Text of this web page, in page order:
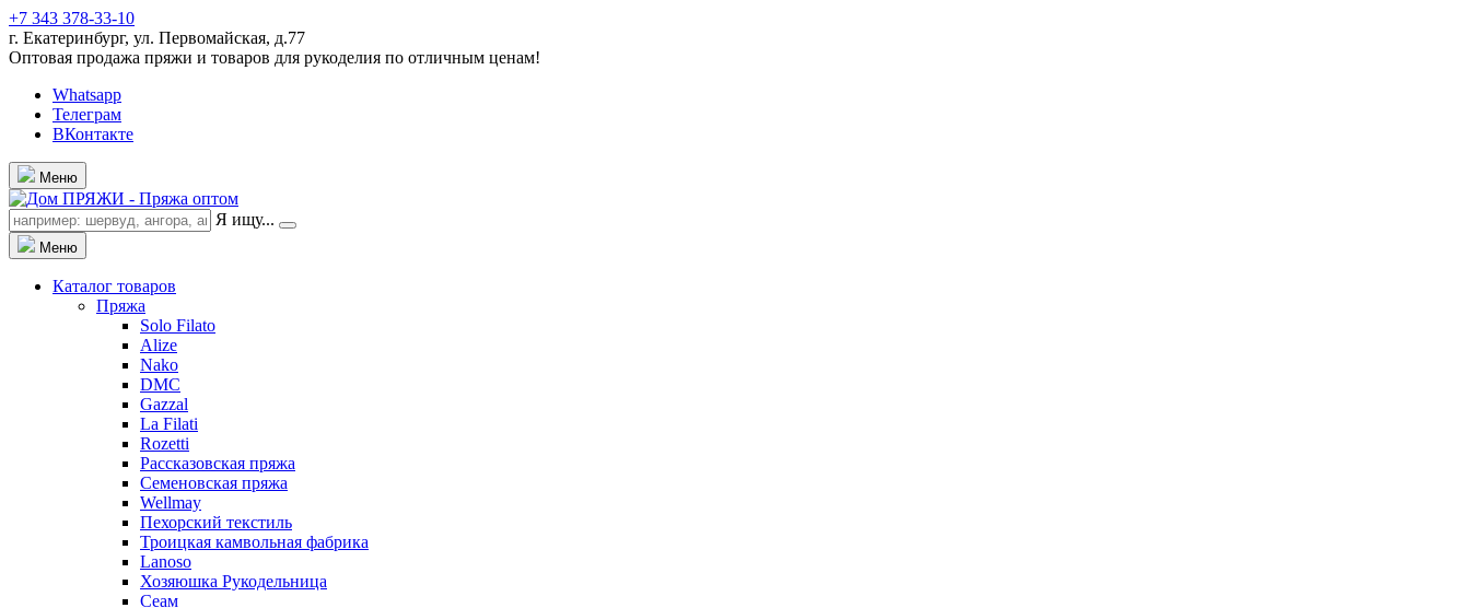
+7 343 378-33-10
г. Екатеринбург, ул. Первомайская, д.77
Оптовая продажа пряжи и товаров для рукоделия по отличным ценам!
Whatsapp
Телеграм
ВКонтакте
Меню
Я ищу...
Меню
Каталог товаров
Пряжа
Solo Filato
Alize
Nako
DMC
Gazzal
La Filati
Rozetti
Рассказовская пряжа
Семеновская пряжа
Wellmay
Пехорский текстиль
Троицкая камвольная фабрика
Lanoso
Хозяюшка Рукодельница
Сеам